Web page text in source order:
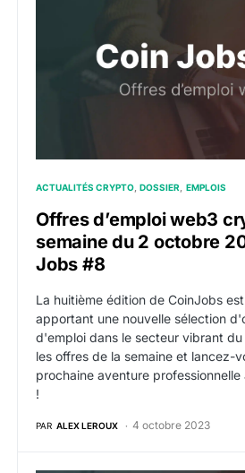
ACTUALITÉS CRYPTO DOSSIER EMPLOIS
Offres d’emploi web3
semaine du 2 octobre
Jobs #8
La huitième édition de CoinJobs
apportant une nouvelle sélection
d'emploi dans le secteur vibrant
les offres de la semaine et lancez-
prochaine aventure
!
PAR ALEX LEROUX 4 octobre 2023